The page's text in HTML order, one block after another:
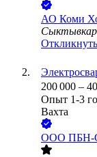
АО Коми
200 000 –
Опыт 1-3
Вахта
ООО ПБН-